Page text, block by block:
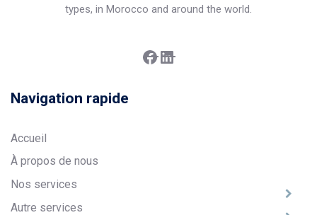
types, in Morocco and around the world.
Facebook
Navigation rapide
Accueil
À propos de nous
Nos services
Autre services